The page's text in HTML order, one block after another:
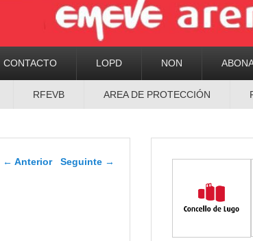
CONTACTO LOPD NON
RFEVB AREA DE PROTECCIÓN
Navegador de artigos
← Anterior Seguinte →